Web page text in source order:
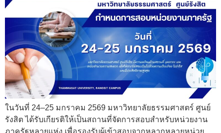
ในวันที่ 24–25 มกราคม 2569 มหาวิทยาลัยธรรมศาสตร์ ศูนย์
รังสิต ได้รับเกียรติให้เป็นสถานที่จัดการสอบสำหรับหน่วยงาน
ภาครัฐหลายแห่ง เพื่อรองรับผู้เข้าสอบจากหลากหลายหน่วย